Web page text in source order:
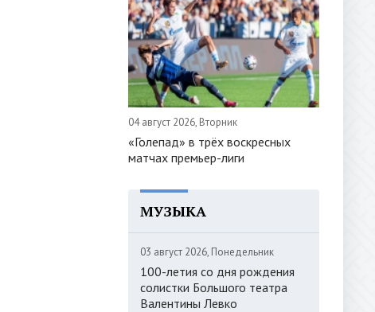
04 август 2026, Вторник
«Голепад» в трёх воскресных
матчах премьер-лиги
МУЗЫКА
03 август 2026, Понедельник
100-летия со дня рождения
солистки Большого театра
Валентины Левко